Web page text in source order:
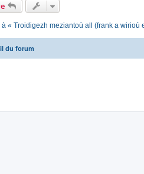
à « Troidigezh meziantoù all (frank a wirioù
du forum